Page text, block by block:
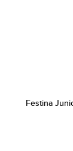
Festina